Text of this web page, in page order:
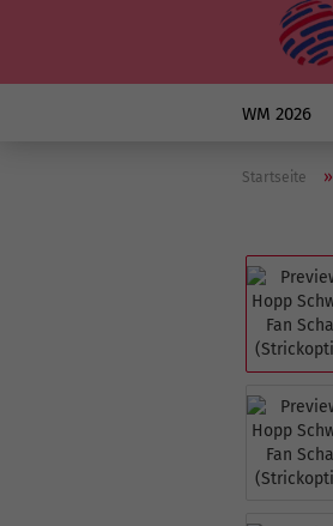
WM 2026
Startseite »